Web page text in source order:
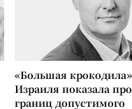
«Большая
Израиля показала
границ допустимого